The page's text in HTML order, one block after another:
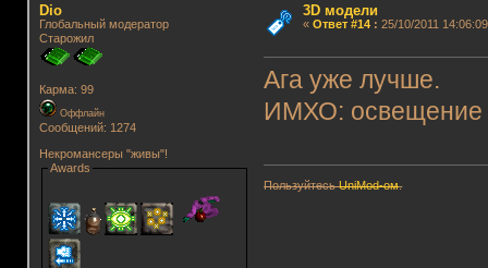
Dio
Глобальный модератор
Старожил
Карма: 99
Оффлайн
Сообщений: 1274
Некромансеры "живы"!
Awards
3D модели
« Ответ #14: 25/10/2011
Ага уже лучше.
ИМХО: освещение
ПользуйтесьUniMod-ом.